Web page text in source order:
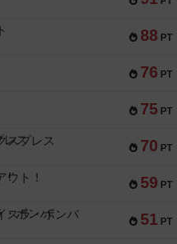
88 PT
76 PT
75 PT
70 PT
スプレス
59 PT
ウト！
51 PT
スラ・ボンバ